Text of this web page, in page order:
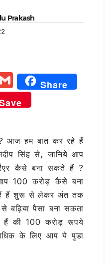
Prakash
G
m
ai
Share
आज हम बात कर रहे हैं
सिंह से, जानिये आप
कैसे बना सकते हैं ?
100 करोड़ कैसे बना
हैं शुरू से लेकर अंत तक
बढ़िया पैसा बना सकता
हैं की 100 करोड़ रूपये
के लिए आप ये पुडा